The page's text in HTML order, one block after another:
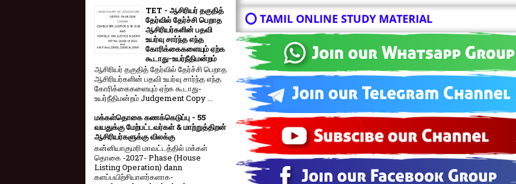
⭕ TAMIL ONLINE STUDY MATERIAL
TET - ஆசிரியர் தகுதித்
தேர்வில் தேர்ச்சி பெறாத
ஆசிரியர்களின் பதவி
உயர்வு சார்ந்த எந்த
கோரிக்கைகளையும் ஏற்க
கூடாது-உயர்நீதிமன்றம்
ஆசிரியர் தகுதித் தேர்வில் தேர்ச்சி பெறாத
ஆசிரியர்களின் பதவி உயர்வு சார்ந்த எந்த
கோரிக்கைகளையும் ஏற்க கூடாது-
உயர்நீதிமன்றம் Judgement Copy ...
மக்கள்தொகை கணக்கெடுப்பு - 55
வயதுக்கு மேற்பட்டவர்கள் & மாற்றுத்திறன்
ஆசிரியர்களுக்கு விலக்கு
கன்னியாகுமரி மாவட்டத்தில் மக்கள்
தொகை -2027- Phase (House
Listing Operation) dann
களப்பயிற்சியாளர்களாக-